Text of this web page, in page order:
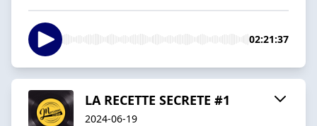
02:21:37
LA RECETTE SECRETE #1
2024-06-19